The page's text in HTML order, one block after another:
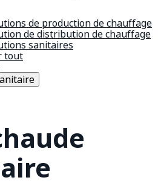
de production de chauffage
de distribution de chauffage
sanitaires
tout